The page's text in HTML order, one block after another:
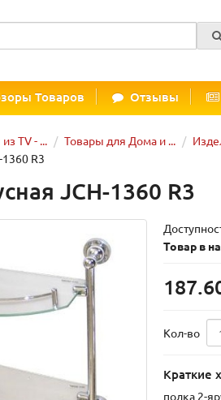
Товаров Отзывы
TV - ... Товары для Дома и ...
R3
JCH-1360 R3
Товар в
Кол-во
Краткие
полка 2-